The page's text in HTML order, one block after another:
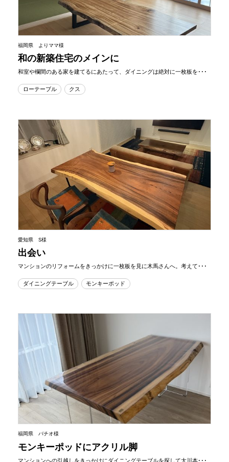
福岡県 よりママ様
和の新築住宅のメインに
和室や欄間のある家を建てるにあたって、ダイニングは絶対に一枚板を･･･
ローテーブル クス
愛知県 S様
出会い
マンションのリフォームをきっかけに一枚板を見に木馬さんへ。考えて･･･
ダイニングテーブル モンキーポッド
福岡県 バチオ様
モンキーポッドにアクリル脚
マンションへの引越しをきっかけにダイニングテーブルを探して大川本･･･